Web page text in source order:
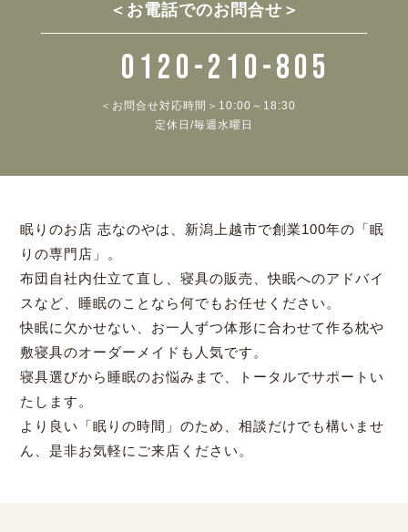
＜お電話でのお問合せ＞
0120-210-805
＜お問合せ対応時間＞10:00～18:30
定休日/毎週水曜日
眠りのお店 志なのやは、新潟上越市で創業100年の「眠
りの専門店」。
布団自社内仕立て直し、寝具の販売、快眠へのアドバイ
スなど、睡眠のことなら何でもお任せください。
快眠に欠かせない、お一人ずつ体形に合わせて作る枕や
敷寝具のオーダーメイドも人気です。
寝具選びから睡眠のお悩みまで、トータルでサポートい
たします。
より良い「眠りの時間」のため、相談だけでも構いませ
ん、是非お気軽にご来店ください。